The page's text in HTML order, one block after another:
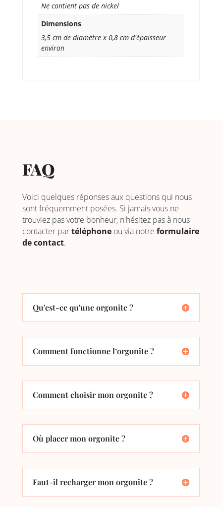
Ne contient pas de nickel
Dimensions
3,5 cm de diamètre x 0,8 cm d'épaisseur
environ
FAQ
Voici quelques réponses aux questions qui nous
sont fréquemment posées. Si jamais vous ne
trouviez pas votre bonheur, n'hésitez pas à nous
contacter partéléphoneou via notre formulaire
de contact.
Qu'est-ce qu'une orgonite ?
Comment fonctionne l’orgonite ?
Comment choisir mon orgonite ?
Où placer mon orgonite ?
Faut-il recharger mon orgonite ?